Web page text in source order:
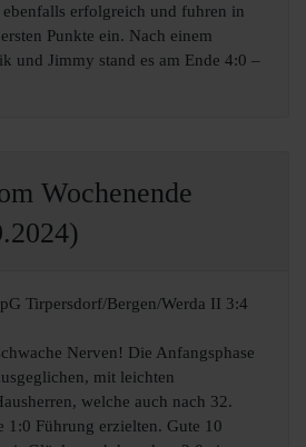
erfolgreich und fuhren in
Punkte ein. Nach einem
und Jimmy stand es am Ende 4:0 –
Wochenende
Tirpersdorf/Bergen/Werda II 3:4
Nerven! Die Anfangsphase
mit leichten
welche auch nach 32.
1:0 Führung erzielten. Gute 10